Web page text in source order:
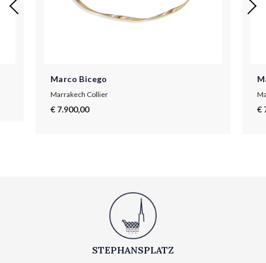
Marco Bicego
Marrakech Collier
€ 7.900,00 €
STEPHANSPLATZ